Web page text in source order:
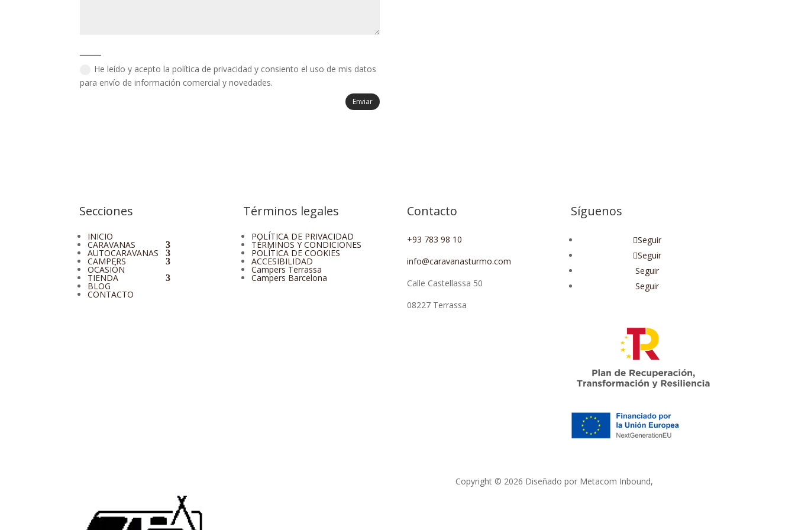
He leído y acepto la política de privacidad y consiento el uso de mis datos
para envío de información comercial y novedades.
Enviar
Secciones
INICIO
CARAVANAS
AUTOCARAVANAS
CAMPERS
OCASIÓN
TIENDA
BLOG
CONTACTO
Términos legales
POLÍTICA DE PRIVACIDAD
TÉRMINOS Y CONDICIONES
POLÍTICA DE COOKIES
ACCESIBILIDAD
Campers Terrassa
Campers Barcelona
Contacto
+93 783 98 10
info@caravanasturmo.com
Calle Castellassa 50
08227 Terrassa
Síguenos
Seguir
Seguir
Seguir
Seguir
Copyright © 2026 Diseñado por Metacom Inbound,